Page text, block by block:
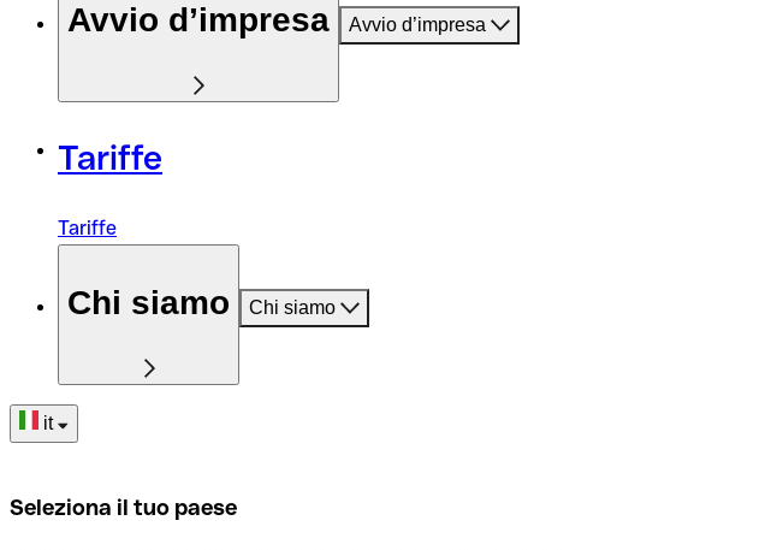
Avvio d’impresa Avvio d’impresa
Tariffe
Tariffe
Chi siamo Chi siamo
it
Seleziona il tuo paese